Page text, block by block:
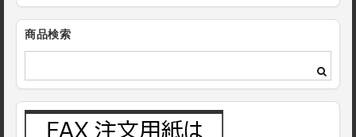
商品検索